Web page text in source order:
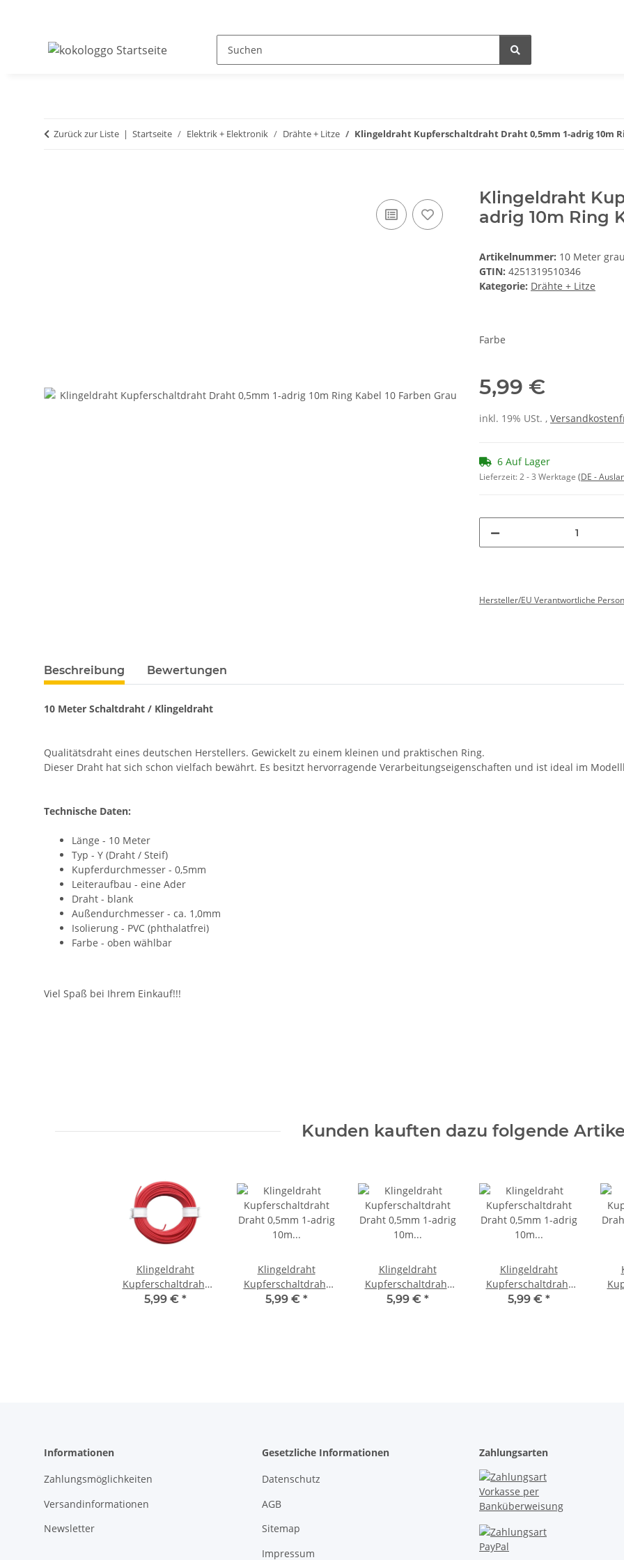
Zurück zur Liste Startseite Elektrik + Elektronik Drähte + Litze Klingeldraht Kupferschaltdraht Draht 0,5mm 1-adrig 10m
Klingeldraht
adrig 10m Ring
Artikelnummer: 10 Meter
GTIN: 4251319510346
Kategorie: Drähte + Litze
Farbe
5,99 €
inkl. 19% USt. ,
6 Auf Lager
Lieferzeit:2 - 3 Werktage (DE -
Hersteller/EU Verantwortliche Person
weitere Registerkarten anzeigen
Beschreibung Bewertungen
10 Meter Schaltdraht / Klingeldraht
Qualitätsdraht eines deutschen Herstellers. Gewickelt zu einem kleinen und praktischen Ring.
Dieser Draht hat sich schon vielfach bewährt. Es besitzt hervorragende Verarbeitungseigenschaften und ist ideal im
Technische Daten:
Länge - 10 Meter
Typ - Y (Draht / Steif)
Kupferdurchmesser - 0,5mm
Leiteraufbau - eine Ader
Draht - blank
Außendurchmesser - ca. 1,0mm
Isolierung - PVC (phthalatfrei)
Farbe - oben wählbar
Viel Spaß bei Ihrem Einkauf!!!
Kunden kauften dazu folgende
Klingeldraht
Kupferschaltdraht
Draht 0,5mm 1-adrig
5,99 € *
Klingeldraht
Kupferschaltdraht
Draht 0,5mm 1-adrig
5,99 € *
Klingeldraht
Kupferschaltdraht
Draht 0,5mm 1-adrig
5,99 € *
Klingeldraht
Kupferschaltdraht
Draht 0,5mm 1-adrig
5,99 € *
Informationen
Zahlungsmöglichkeiten
Versandinformationen
Newsletter
Gesetzliche Informationen
Datenschutz
AGB
Sitemap
Impressum
Zahlungsarten